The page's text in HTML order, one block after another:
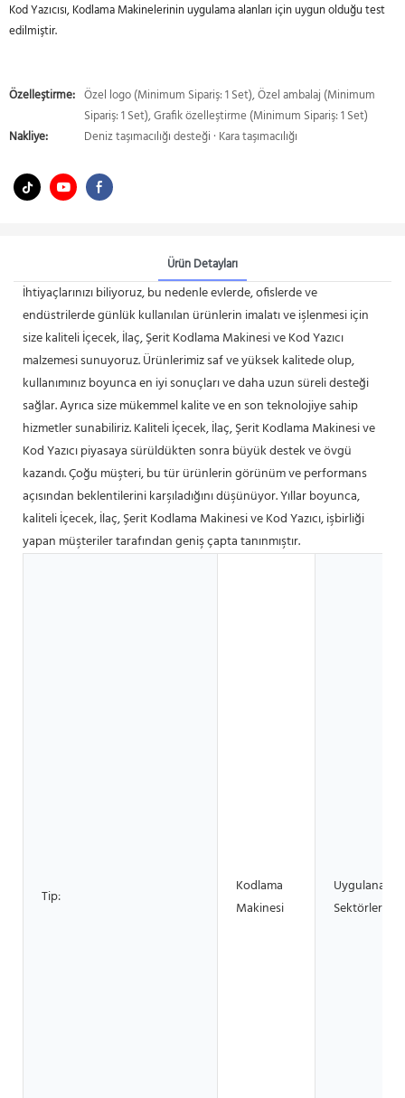
Kod Yazıcısı, Kodlama Makinelerinin uygulama alanları için uygun olduğu test
edilmiştir.
Özelleştirme: Özel logo (Minimum Sipariş: 1 Set), Özel ambalaj (Minimum
Sipariş: 1 Set), Grafik özelleştirme (Minimum Sipariş: 1 Set)
Nakliye:
Deniz taşımacılığı desteği · Kara taşımacılığı
Ürün Detayları
İhtiyaçlarınızı biliyoruz, bu nedenle evlerde, ofislerde ve
endüstrilerde günlük kullanılan ürünlerin imalatı ve işlenmesi için
size kaliteli İçecek, İlaç, Şerit Kodlama Makinesi ve Kod Yazıcı
malzemesi sunuyoruz. Ürünlerimiz saf ve yüksek kalitede olup,
kullanımınız boyunca en iyi sonuçları ve daha uzun süreli desteği
sağlar. Ayrıca size mükemmel kalite ve en son teknolojiye sahip
hizmetler sunabiliriz. Kaliteli İçecek, İlaç, Şerit Kodlama Makinesi ve
Kod Yazıcı piyasaya sürüldükten sonra büyük destek ve övgü
kazandı. Çoğu müşteri, bu tür ürünlerin görünüm ve performans
açısından beklentilerini karşıladığını düşünüyor. Yıllar boyunca,
kaliteli İçecek, İlaç, Şerit Kodlama Makinesi ve Kod Yazıcı, işbirliği
yapan müşteriler tarafından geniş çapta tanınmıştır.
Tip:
Kodlama
Makinesi
Uygulanabilir
Sektörler: